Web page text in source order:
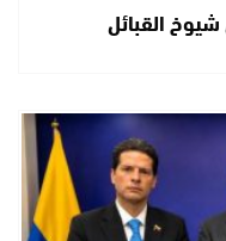
القبائل